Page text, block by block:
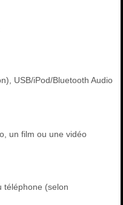
USB/iPod/Bluetooth Audio
un film ou une vidéo
téléphone (selon